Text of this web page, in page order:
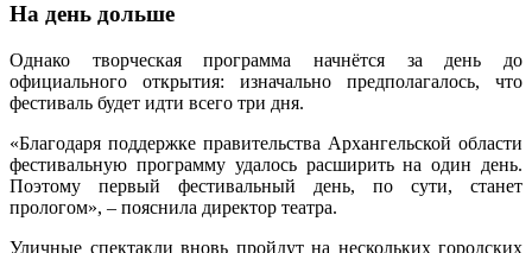
На день дольше
Однако творческая программа начнётся за день до
официального открытия: изначально предполагалось, что
фестиваль будет идти всего три дня.
«Благодаря поддержке правительства Архангельской области
фестивальную программу удалось расширить на один день.
Поэтому первый фестивальный день, по сути, станет
прологом», – пояснила директор театра.
Уличные спектакли вновь пройдут на нескольких городских